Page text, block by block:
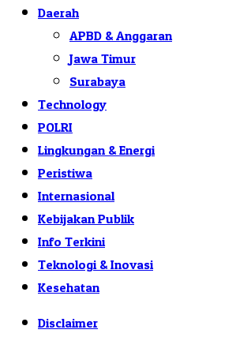
Daerah
APBD & Anggaran
Jawa Timur
Surabaya
Technology
POLRI
Lingkungan & Energi
Peristiwa
Internasional
Kebijakan Publik
Info Terkini
Teknologi & Inovasi
Kesehatan
Disclaimer